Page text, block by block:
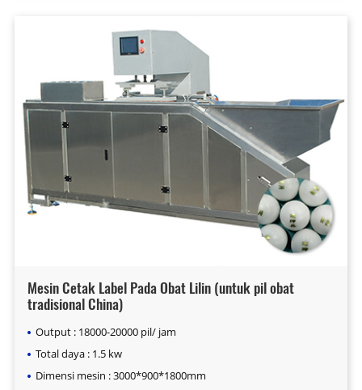
Mesin Cetak Label Pada Obat Lilin (untuk pil obat
tradisional China)
Output : 18000-20000 pil/ jam
Total daya : 1.5 kw
Dimensi mesin : 3000*900*1800mm